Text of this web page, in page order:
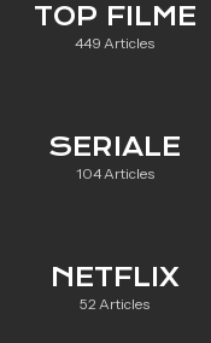
TOP FILME
449 Articles
SERIALE
104 Articles
NETFLIX
52 Articles